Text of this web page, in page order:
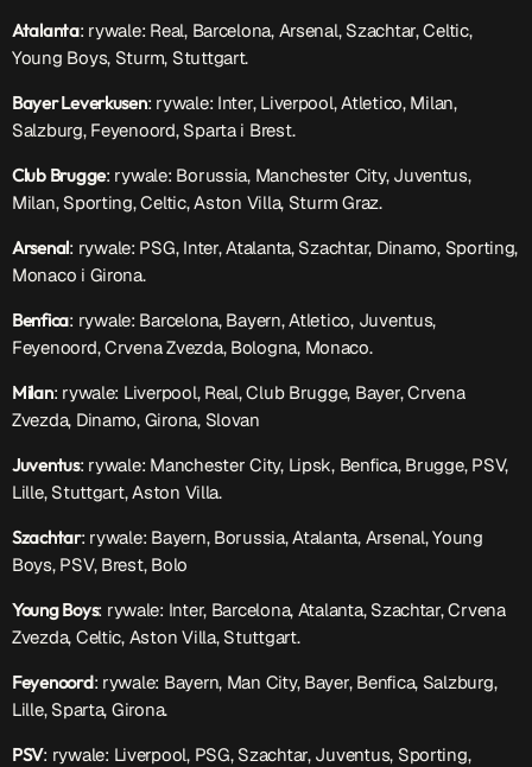
Atalanta: rywale: Real, Barcelona, Arsenal, Szachtar, Celtic,
Young Boys, Sturm, Stuttgart.
Bayer Leverkusen: rywale: Inter, Liverpool, Atletico, Milan,
Salzburg, Feyenoord, Sparta i Brest.
Club Brugge: rywale: Borussia, Manchester City, Juventus,
Milan, Sporting, Celtic, Aston Villa, Sturm Graz.
Arsenal: rywale: PSG, Inter, Atalanta, Szachtar, Dinamo, Sporting,
Monaco i Girona.
Benfica: rywale: Barcelona, Bayern, Atletico, Juventus,
Feyenoord, Crvena Zvezda, Bologna, Monaco.
Milan: rywale: Liverpool, Real, Club Brugge, Bayer, Crvena
Zvezda, Dinamo, Girona, Slovan
Juventus: rywale: Manchester City, Lipsk, Benfica, Brugge, PSV,
Lille, Stuttgart, Aston Villa.
Szachtar: rywale: Bayern, Borussia, Atalanta, Arsenal, Young
Boys, PSV, Brest, Bolo
Young Boys: rywale: Inter, Barcelona, Atalanta, Szachtar, Crvena
Zvezda, Celtic, Aston Villa, Stuttgart.
Feyenoord: rywale: Bayern, Man City, Bayer, Benfica, Salzburg,
Lille, Sparta, Girona.
PSV: rywale: Liverpool, PSG, Szachtar, Juventus, Sporting,